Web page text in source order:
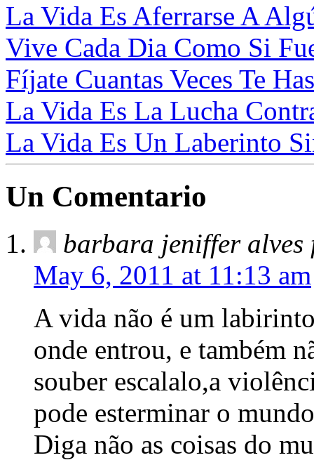
La Vida Es Aferrarse A
Vive Cada Dia Como Si
Fíjate Cuantas Veces Te
La Vida Es La Lucha
La Vida Es Un Laberinto
Un Comentario
barbara jeniffer alves
May 6, 2011 at 11:13 am
A vida não é um
onde entrou, e também
souber escalalo,a
pode esterminar o
Diga não as coisas do